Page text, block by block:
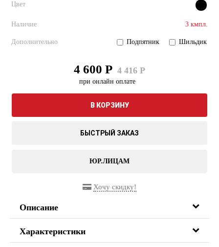
Цвет
Наличие 3 кмпл.
Дополнительно Подпятник Шильдик
4 600 Р 4 416 Р
при онлайн оплате
В КОРЗИНУ
БЫСТРЫЙ ЗАКАЗ
ЮР.ЛИЦАМ
Хочу скидку!
Описание
Характеристики